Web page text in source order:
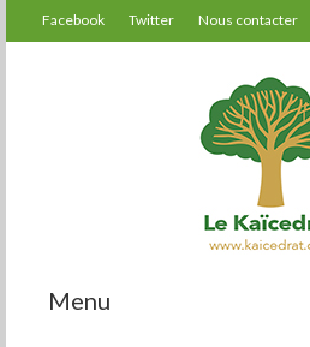
Facebook Twitter Nous contacter
Menu